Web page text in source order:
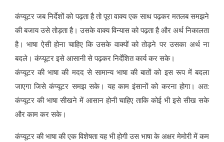
कंप्यूटर जब निर्देशों को पढ़ता है तो पूरा वाक्य एक साथ पढ़कर मतलब समझने
की बजाय उसे तोड़ता है। उसके वाक्य विन्यास को पढ़ता है और अर्थ निकालता
है। भाषा ऐसी होना चाहिए कि उसके वाक्यों को तोड़ने पर उसका अर्थ ना
बदले। कंप्यूटर इसे आसानी से पढ़कर निर्देशित कार्य कर सके।
कंप्यूटर की भाषा की मदद से सामान्य भाषा की बातों को इस रूप में बदला
जाएगा जिसे कंप्यूटर समझ सके। यह काम इंसानों को करना होगा। अत:
कंप्यूटर की भाषा सीखने में आसान होनी चाहिए ताकि कोई भी इसे सीख सके
और काम कर सके।
कंप्यूटर की भाषा की एक विशेषता यह भी होगी उस भाषा के अक्षर मेमोरी में कम